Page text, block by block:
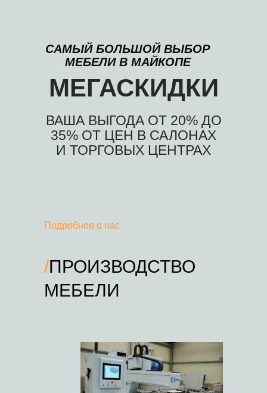
САМЫЙ БОЛЬШОЙ ВЫБОР
МЕБЕЛИ В МАЙКОПЕ
МЕГАСКИДКИ
ВАША ВЫГОДА ОТ 20% ДО
35% ОТ ЦЕН В САЛОНАХ
И ТОРГОВЫХ ЦЕНТРАХ
/ПРОИЗВОДСТВО
МЕБЕЛИ
Подробнее о нас
COMPANY